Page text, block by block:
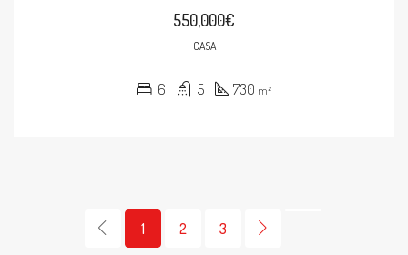
550,000€
CASA
6 5 730 m²
1 2 3